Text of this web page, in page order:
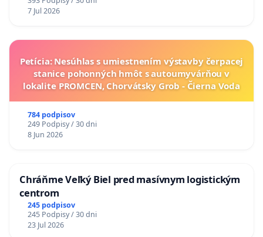
7 Jul 2026
Petícia: Nesúhlas s umiestnením výstavby čerpacej
stanice pohonných hmôt s autoumyvárňou v
lokalite PROMCEN, Chorvátsky Grob - Čierna Voda
784 podpisov
249 Podpisy / 30 dni
8 Jun 2026
Chráňme Veľký Biel pred masívnym logistickým
centrom
245 podpisov
245 Podpisy / 30 dni
23 Jul 2026